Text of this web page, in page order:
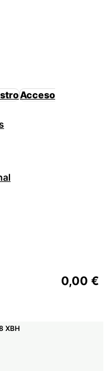
Acceso
0,00 €
XBH